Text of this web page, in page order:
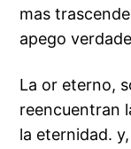
mas
apego
La or eterno,
reencuentran
la eternidad.